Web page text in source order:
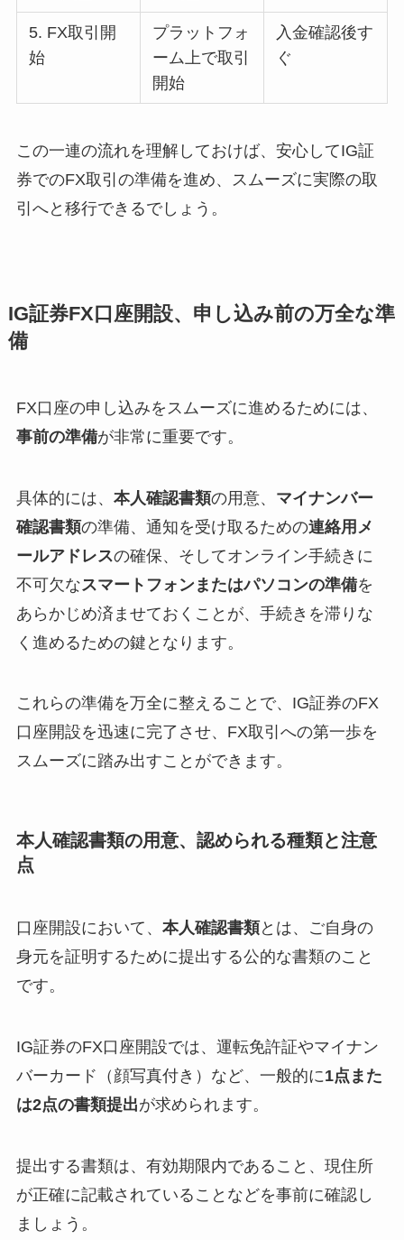
5. FX取引開
始
プラットフォ
ーム上で取引
開始
入金確認後す
ぐ
この一連の流れを理解しておけば、安心してIG証
券でのFX取引の準備を進め、スムーズに実際の取
引へと移行できるでしょう。
IG証券FX口座開設、申し込み前の万全な準
備
FX口座の申し込みをスムーズに進めるためには、
事前の準備が非常に重要です。
具体的には、 本人確認書類の用意、 マイナンバー
確認書類の準備、通知を受け取るための連絡用メ
ールアドレスの確保、そしてオンライン手続きに
不可欠なスマートフォンまたはパソコンの準備を
あらかじめ済ませておくことが、手続きを滞りな
く進めるための鍵となります。
これらの準備を万全に整えることで、IG証券のFX
口座開設を迅速に完了させ、FX取引への第一歩を
スムーズに踏み出すことができます。
本人確認書類の用意、認められる種類と注意
点
口座開設において、 本人確認書類とは、ご自身の
身元を証明するために提出する公的な書類のこと
です。
IG証券のFX口座開設では、運転免許証やマイナン
バーカード（顔写真付き）など、一般的に1点また
は2点の書類提出が求められます。
提出する書類は、有効期限内であること、現住所
が正確に記載されていることなどを事前に確認し
ましょう。